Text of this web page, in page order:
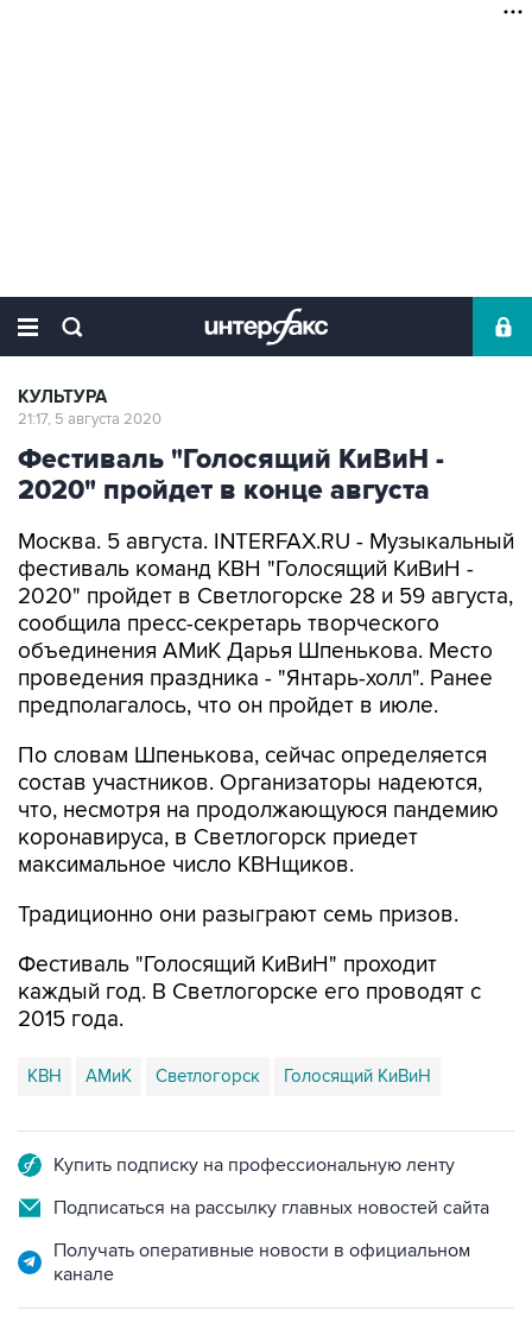
КУЛЬТУРА
21:17, 5 августа 2020
Фестиваль "Голосящий КиВиН -
2020" пройдет в конце августа
Москва. 5 августа. INTERFAX.RU - Музыкальный
фестиваль команд КВН "Голосящий КиВиН -
2020" пройдет в Светлогорске 28 и 59 августа,
сообщила пресс-секретарь творческого
объединения АМиК Дарья Шпенькова. Место
проведения праздника - "Янтарь-холл". Ранее
предполагалось, что он пройдет в июле.
По словам Шпенькова, сейчас определяется
состав участников. Организаторы надеются,
что, несмотря на продолжающуюся пандемию
коронавируса, в Светлогорск приедет
максимальное число КВНщиков.
Традиционно они разыграют семь призов.
Фестиваль "Голосящий КиВиН" проходит
каждый год. В Светлогорске его проводят с
2015 года.
КВН АМиК Светлогорск Голосящий КиВиН
Купить подписку на профессиональную ленту
Подписаться на рассылку главных новостей сайта
Получать оперативные новости в официальном
канале